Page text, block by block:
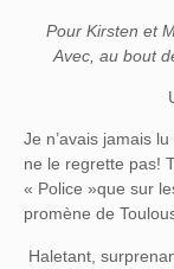
Pour Kirsten et
Avec, au bout
Je n’avais jamais
ne le regrette pas!
« Police »que sur
promène de
Haletant,